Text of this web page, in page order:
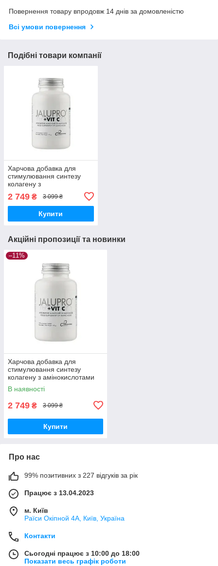
Повернення товару впродовж 14 днів за домовленістю
Всі умови повернення
Подібні товари компанії
Харчова добавка для
стимулювання синтезу
колагену з
(Ялупро) + Vit C, (БАД)
120 таб.
2 749 ₴ 3 099 ₴
Купити
Акційні пропозиції та новинки
–11%
Харчова добавка для
стимулювання синтезу
колагену з амінокислотами
Jalupro (Ялупро) + Vit C,
(БАД) 120 таб.
В наявності
2 749 ₴ 3 099 ₴
Купити
Про нас
99% позитивних з 227 відгуків за рік
Працює з 13.04.2023
м. Київ
Раїси Окіпной 4А, Київ, Україна
Контакти
Сьогодні працює з 10:00 до 18:00
Показати весь графік роботи